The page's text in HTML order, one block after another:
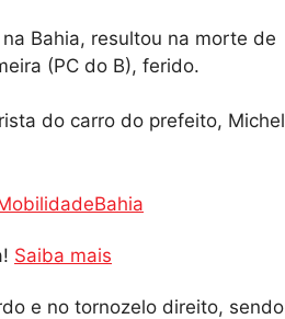
Bahia, resultou na morte de
(PC do B), ferido.
do carro do prefeito, Michel
Saiba mais
e no tornozelo direito, sendo